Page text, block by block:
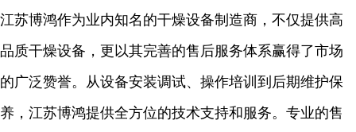
江苏博鸿作为业内知名的干燥设备制造商，不仅提供高
品质干燥设备，更以其完善的售后服务体系赢得了市场
的广泛赞誉。从设备安装调试、操作培训到后期维护保
养，江苏博鸿提供全方位的技术支持和服务。专业的售